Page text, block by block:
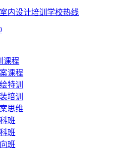
内设计培训学校热线
课程
课程
特训
培训
思维
班
班
班